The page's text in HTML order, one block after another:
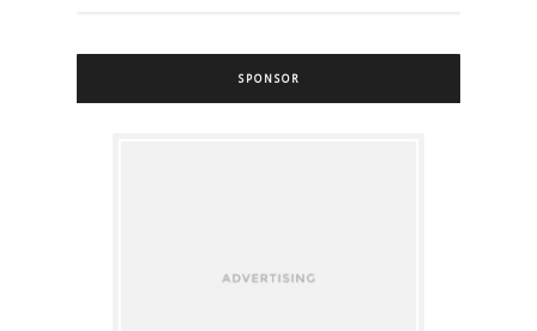
SPONSOR